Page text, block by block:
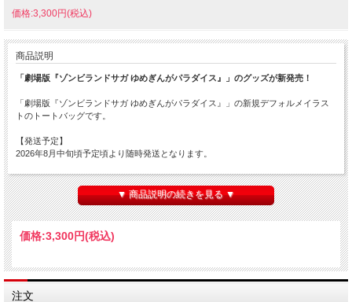
価格:3,300円(税込)
商品説明
「劇場版『ゾンビランドサガ ゆめぎんがパラダイス』」のグッズが新発売！
「劇場版『ゾンビランドサガ ゆめぎんがパラダイス』」の新規デフォルメイラス
トのトートバッグです。
【発送予定】
2026年8月中旬頃予定頃より随時発送となります。
■サイズ：約360×370×110㎜
■素材：綿
【ご注意】
※こちらの商品はご注文時にクレジットカード決済承認（課金）を行います。予め
ご了承ください。
す。
※受注生産商品のため、お申込み後のキャンセルはできません。予めご了承くださ
い。
▼ 商品説明の続きを見る ▼
価格:3,300円(税込)
注文